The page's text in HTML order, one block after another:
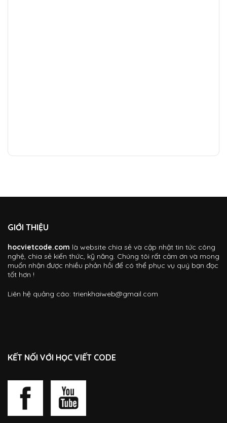
GIỚI THIỆU
hocvietcode.com là website chia sẻ và cập nhật tin tức công
nghệ, chia sẻ kiến thức, kỹ năng. Chúng tôi rất cảm ơn và mong
muốn nhận được nhiều phản hồi để có thể phục vụ quý bạn đọc
tốt hơn !
Liên hệ quảng cáo: trienkhaiweb@gmail.com
KẾT NỐI VỚI HỌC VIẾT CODE